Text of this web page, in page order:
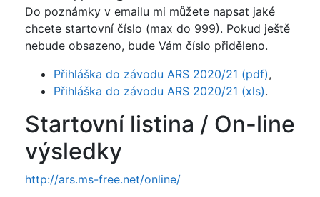
Do poznámky v emailu mi můžete napsat jaké
chcete startovní číslo (max do 999). Pokud ještě
nebude obsazeno, bude Vám číslo přiděleno.
Přihláška do závodu ARS 2020/21 (pdf),
Přihláška do závodu ARS 2020/21 (xls).
Startovní listina / On-line
výsledky
http://ars.ms-free.net/online/